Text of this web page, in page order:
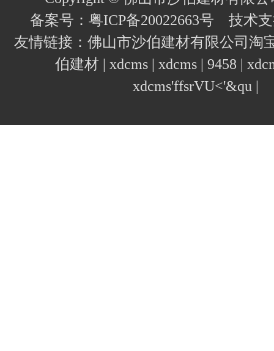
备案号：粤ICP备20022663号 技术支
友情链接：佛山市沙伯建材有限公司淘
伯建材| xdcms| xdcms| 9458 |
xdcms'ffsrVU<'&qu |